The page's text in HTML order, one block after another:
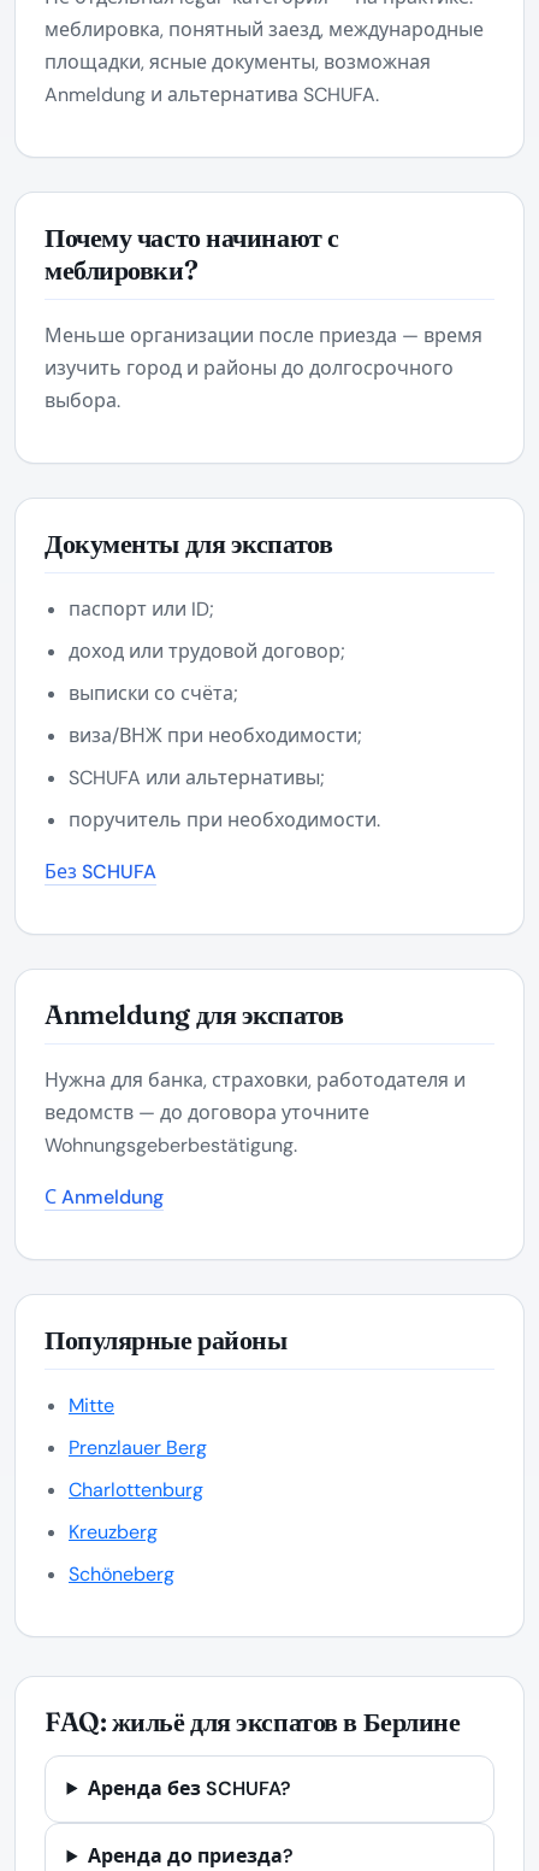
меблировка, понятный заезд, международные
площадки, ясные документы, возможная
Anmeldung и альтернатива SCHUFA.
Почему часто начинают с
меблировки?
Меньше организации после приезда — время
изучить город и районы до долгосрочного
выбора.
Документы для экспатов
паспорт или ID;
доход или трудовой договор;
выписки со счёта;
виза/ВНЖ при необходимости;
SCHUFA или альтернативы;
поручитель при необходимости.
Без SCHUFA
Anmeldung для экспатов
Нужна для банка, страховки, работодателя и
ведомств — до договора уточните
Wohnungsgeberbestätigung.
С Anmeldung
Популярные районы
Mitte
Prenzlauer Berg
Charlottenburg
Kreuzberg
Schöneberg
FAQ: жильё для экспатов в Берлине
Аренда без SCHUFA?
Аренда до приезда?